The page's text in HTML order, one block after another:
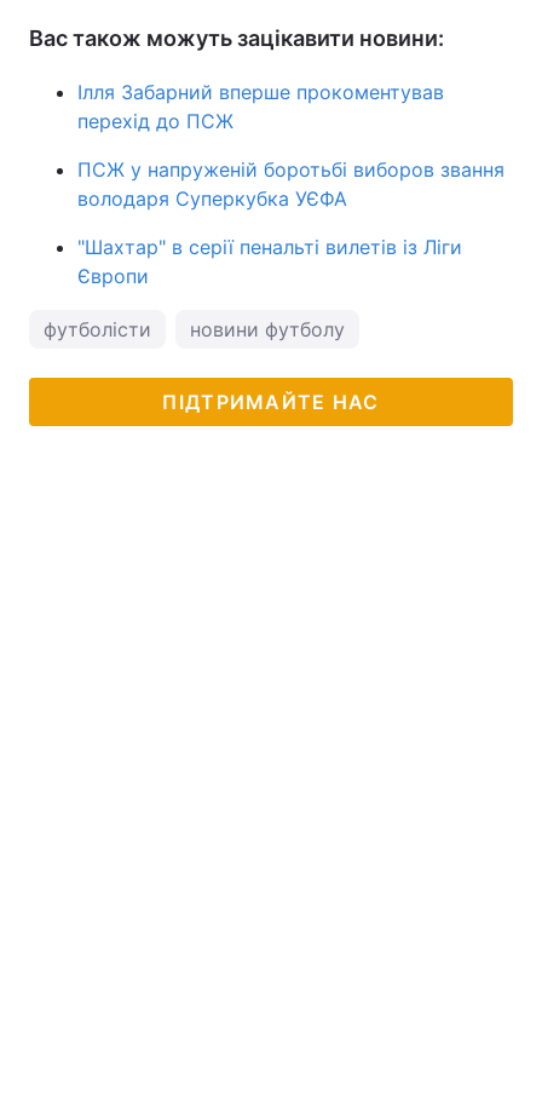
Вас також можуть зацікавити новини:
Ілля Забарний вперше прокоментував
перехід до ПСЖ
ПСЖ у напруженій боротьбі виборов звання
володаря Суперкубка УЄФА
"Шахтар" в серії пенальті вилетів із Ліги
Європи
футболісти новини футболу
ПІДТРИМАЙТЕ НАС